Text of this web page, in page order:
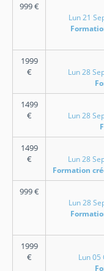
999€
Lun 21
1999
€
Lun 28
1499
€
Lun 28
1499
€
Lun 28
Formation
999€
Lun 28
1999
€
Lun